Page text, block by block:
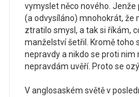
vymyslet něco nového. Jenže
(a odvysíláno) mnohokrát, že
ztratilo smysl, a tak si říkám,
manželství šetřil. Kromě toho
nepravdy a nikdo se proti nim
nepravdám uvěří. Proto se
V anglosaském světě v